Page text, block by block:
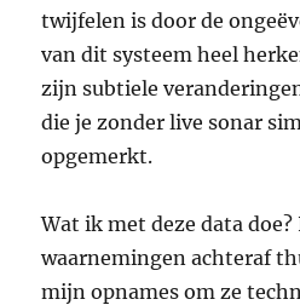
twijfelen is door de
van dit systeem heel
zijn subtiele
die je zonder live sonar
opgemerkt.
Wat ik met deze data
waarnemingen achteraf
mijn opnames om ze